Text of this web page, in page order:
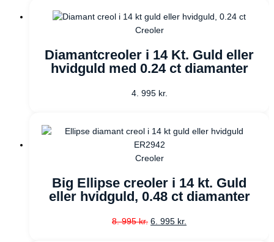
Creoler
Diamantcreoler i 14 Kt. Guld eller
hvidguld med 0.24 ct diamanter
4. 995 kr.
Creoler
Big Ellipse creoler i 14 kt. Guld
eller hvidguld, 0.48 ct diamanter
8. 995kr. 6. 995 kr.